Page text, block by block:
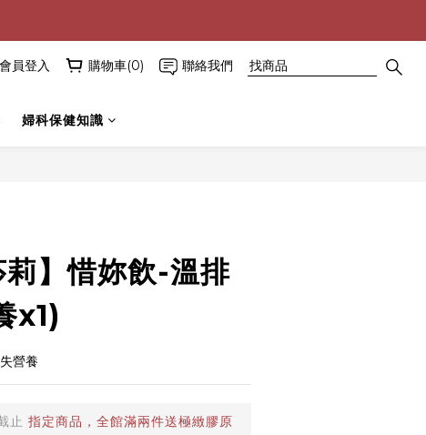
會員登入 購物車(0) 聯絡我們
婦科保健知識
莉】惜妳飲-溫排
x1)
營養
止 指定商品，全館滿兩件送極緻膠原